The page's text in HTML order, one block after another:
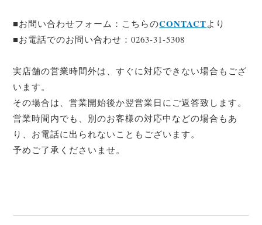
■お問い合わせフォーム：こちらのCONTACTより
■お電話でのお問い合わせ：0263-31-5308
実店舗の営業時間外は、すぐに対応できない場合もござ
います。
その場合は、営業開始後か翌営業日にご返答致します。
営業時間内でも、別のお客様の対応中などの場合もあ
り、お電話に出られないこともございます。
予めご了承くださいませ。